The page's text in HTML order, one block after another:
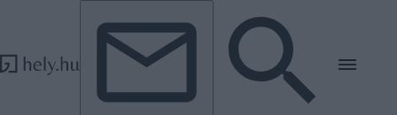
Tovább a tartalomhoz
Tovább a lábléchez